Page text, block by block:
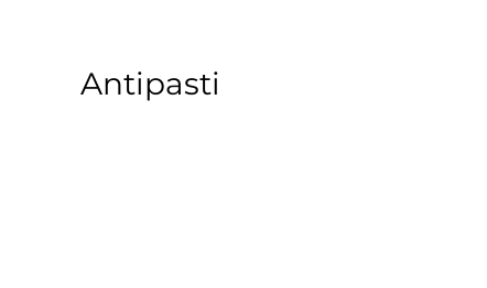
Antipasti